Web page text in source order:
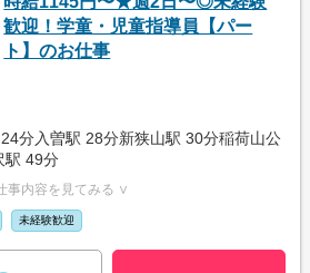
歓迎！学童・児童指導員【パー
ト】のお仕事
分入曽駅 28分新狭山駅 30分稲荷山公
駅 49分
事内容を見てみる ∨
未経験歓迎